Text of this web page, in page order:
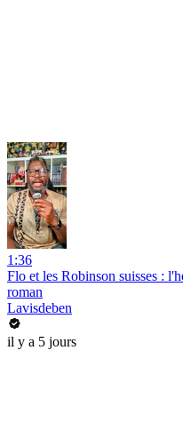
1:36
Flo et les Robinson suisses :
roman
Lavisdeben
il y a 5 jours